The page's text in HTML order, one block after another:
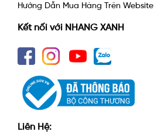
Hướng Dẫn Mua Hàng Trên Website
Kết nối với NHANG XANH
Liên Hệ: